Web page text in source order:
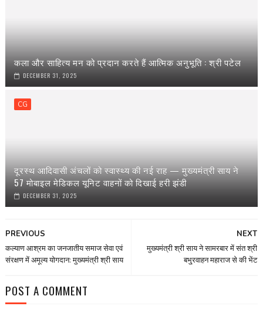
कला और साहित्य मन को प्रदान करते हैं आत्मिक अनुभूति : श्री पटेल
DECEMBER 31, 2025
CG
दूरस्थ आदिवासी अंचलों को स्वास्थ्य की नई राह — मुख्यमंत्री साय ने
57 मोबाइल मेडिकल यूनिट वाहनों को दिखाई हरी झंडी
DECEMBER 31, 2025
NEXT
मुख्यमंत्री श्री साय ने सामरबार में संत श्री
बभु्रवाहन महाराज से की भेंट
PREVIOUS
कल्याण आश्रम का जनजातीय समाज सेवा एवं
संरक्षण में अमूल्य योगदान: मुख्यमंत्री श्री साय
POST A COMMENT